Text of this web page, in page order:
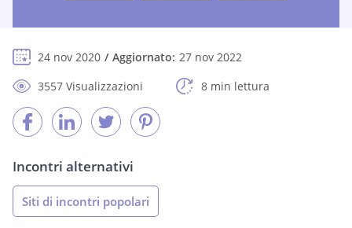
24 nov 2020 Aggiornato: 27 nov 2022
3557 Visualizzazioni
8 min lettura
Incontri alternativi
Siti di incontri popolari